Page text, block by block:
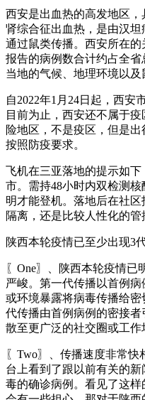
西安是出血热的高发地区
肾综合征出血热，是由汉
通过鼠类传播。西安所在
报告的病例数合计约占全
当地的气候、地理环境以及
自2022年1月24日起，西安
目前为止，西安还不属于
险地区，不是疫区，但是
按照防疫要求。
飞机在三亚落地的提示如
市。需持48小时内双检测
明才能登机。落地后在社
隔离，还是比较人性化的管
陕西本轮疫情已至少出现3
〖One〗、陕西本轮疫情
严峻。第一代传播以首例
或环境暴露将病毒传播给
代传播由首例病例的密接
散至更广泛的社交圈或工作
〖Two〗、传播速度非常
台上看到了跟以前有关的
毒的确诊病例。看见了这